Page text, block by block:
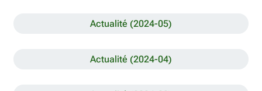
Actualité (2024-05)
Actualité (2024-04)